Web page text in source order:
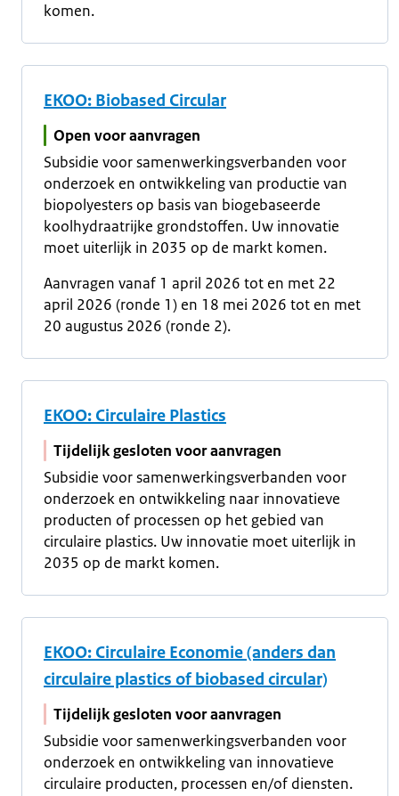
komen.
EKOO: Biobased Circular
Open voor aanvragen
Subsidie voor samenwerkingsverbanden voor
onderzoek en ontwikkeling van productie van
biopolyesters op basis van biogebaseerde
koolhydraatrijke grondstoffen. Uw innovatie
moet uiterlijk in 2035 op de markt komen.
Aanvragen vanaf 1 april 2026 tot en met 22
april 2026 (ronde 1) en 18 mei 2026 tot en met
20 augustus 2026 (ronde 2).
EKOO: Circulaire Plastics
Tijdelijk gesloten voor aanvragen
Subsidie voor samenwerkingsverbanden voor
onderzoek en ontwikkeling naar innovatieve
producten of processen op het gebied van
circulaire plastics. Uw innovatie moet uiterlijk in
2035 op de markt komen.
EKOO: Circulaire Economie (anders dan
circulaire plastics of biobased circular)
Tijdelijk gesloten voor aanvragen
Subsidie voor samenwerkingsverbanden voor
onderzoek en ontwikkeling van innovatieve
circulaire producten, processen en/of diensten.